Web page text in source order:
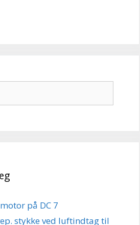
på DC 7
stykke ved luftindtag til